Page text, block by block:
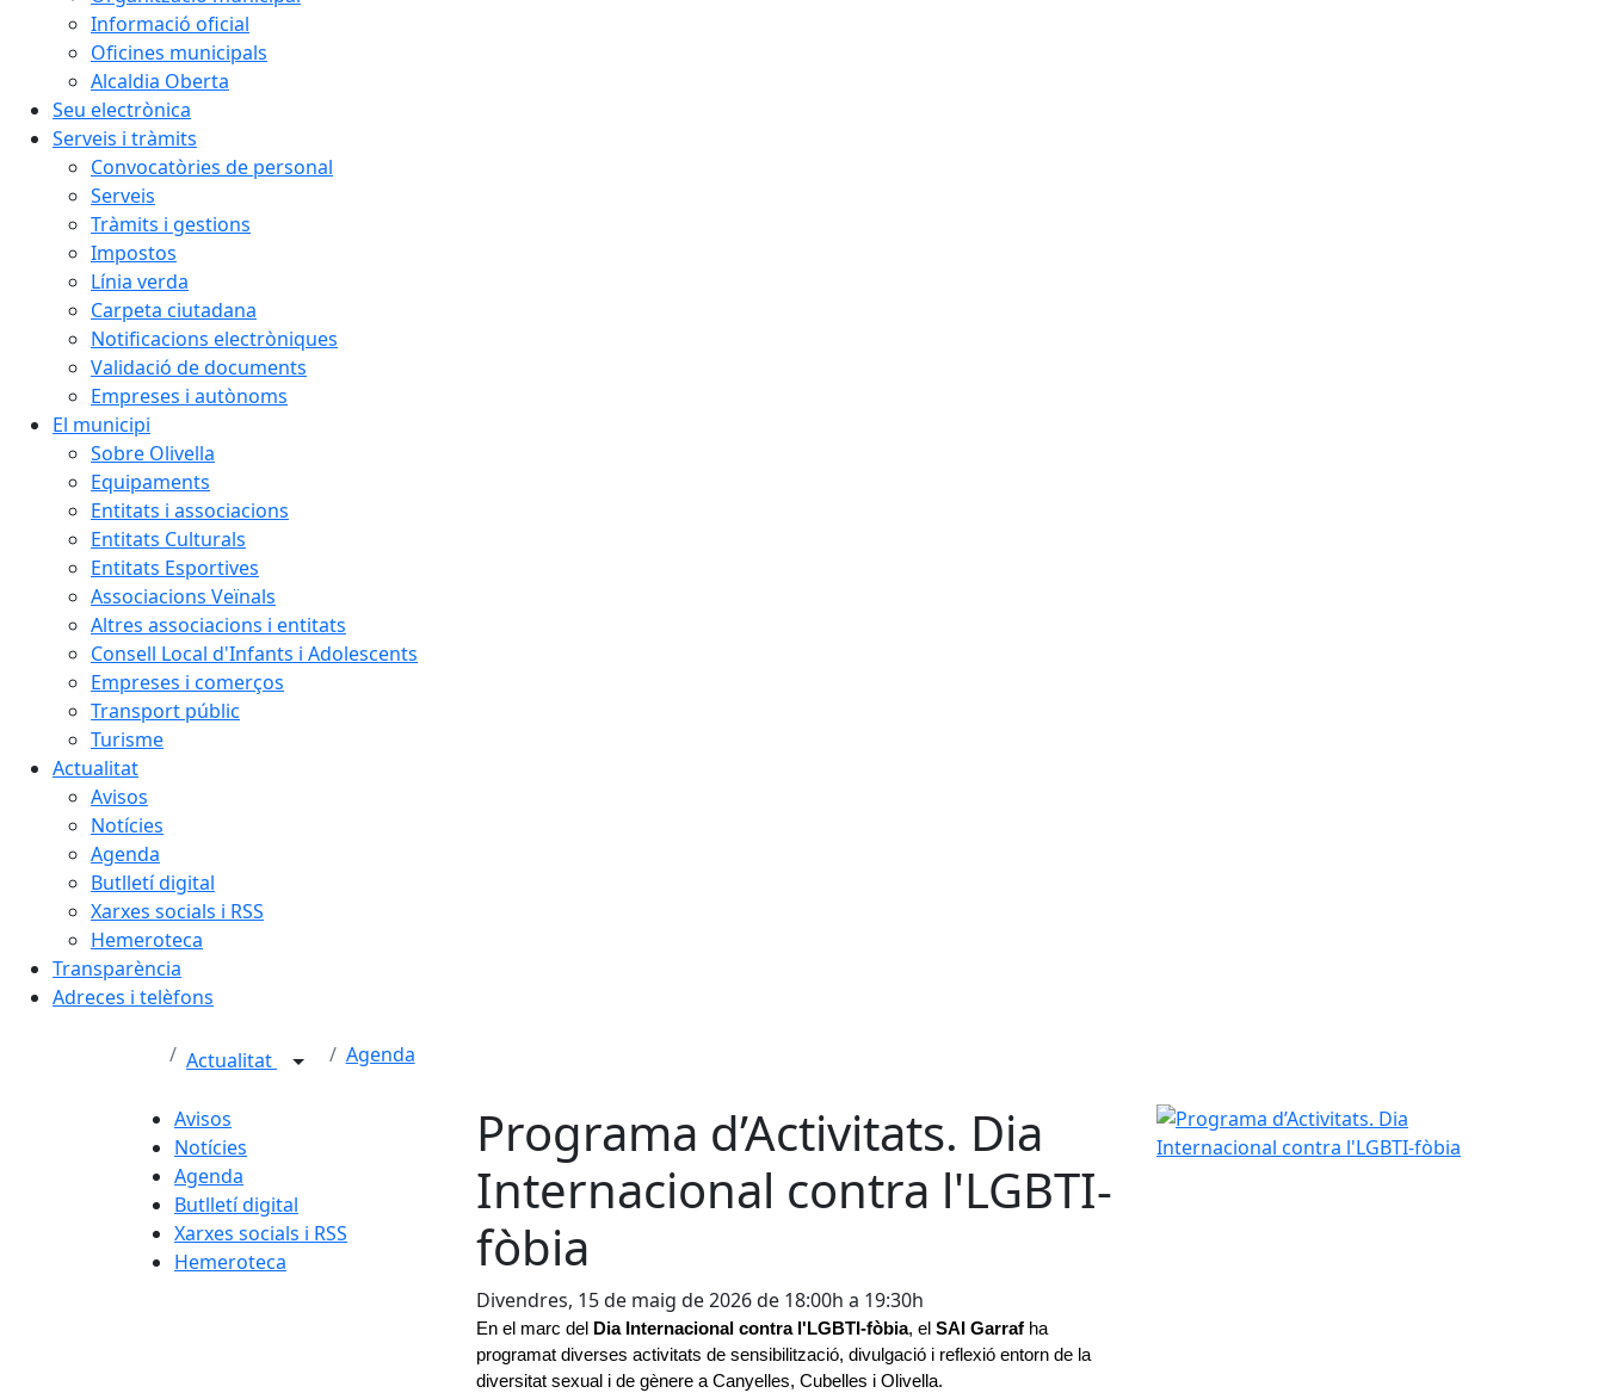
Informació oficial
Oficines municipals
Alcaldia Oberta
Seu electrònica
Serveis i tràmits
Convocatòries de personal
Serveis
Tràmits i gestions
Impostos
Línia verda
Carpeta ciutadana
Notificacions electròniques
Validació de documents
Empreses i autònoms
El municipi
Sobre Olivella
Equipaments
Entitats i associacions
Entitats Culturals
Entitats Esportives
Associacions Veïnals
Altres associacions i entitats
Consell Local d'Infants i Adolescents
Empreses i comerços
Transport públic
Turisme
Actualitat
Avisos
Notícies
Agenda
Butlletí digital
Xarxes socials i RSS
Hemeroteca
Transparència
Adreces i telèfons
Actualitat Agenda
Avisos
Notícies
Agenda
Butlletí digital
Xarxes socials i RSS
Hemeroteca
Programa d’Activitats. Dia
Internacional contra l'LGBTI-
fòbia
Divendres, 15 de maig de 2026 de 18:00h a 19:30h
En el marc del Dia Internacional contra l'LGBTI-fòbia, el SAI Garraf ha
programat diverses activitats de sensibilització, divulgació i reflexió entorn de la
diversitat sexual i de gènere a Canyelles, Cubelles i Olivella.
Programa d’Activitats. Dia Internacional contra